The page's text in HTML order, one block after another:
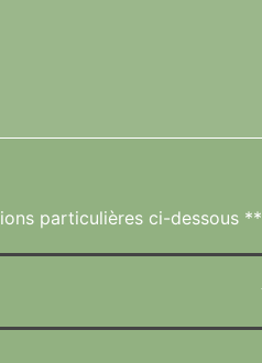
particulières ci-dessous **